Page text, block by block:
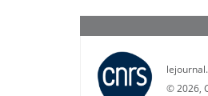
©2026,